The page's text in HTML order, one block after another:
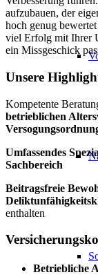
aufzubauen, der
hoch genug
viel Erfolg mit Ihrer
ein Missgeschick
Unsere
Kompetente
betrieblichen
Umfassendes
Sachbereich
Beitragsfreie
enthalten
Betriebliche